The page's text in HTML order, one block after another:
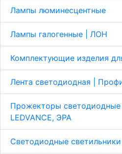
Лампы люминесцентные
Лампы галогенные | ЛОН
Комплектующие изделия
Лента светодиодная |
Прожекторы светодиодные
LEDVANCE, ЭРА
Светодиодные светильники